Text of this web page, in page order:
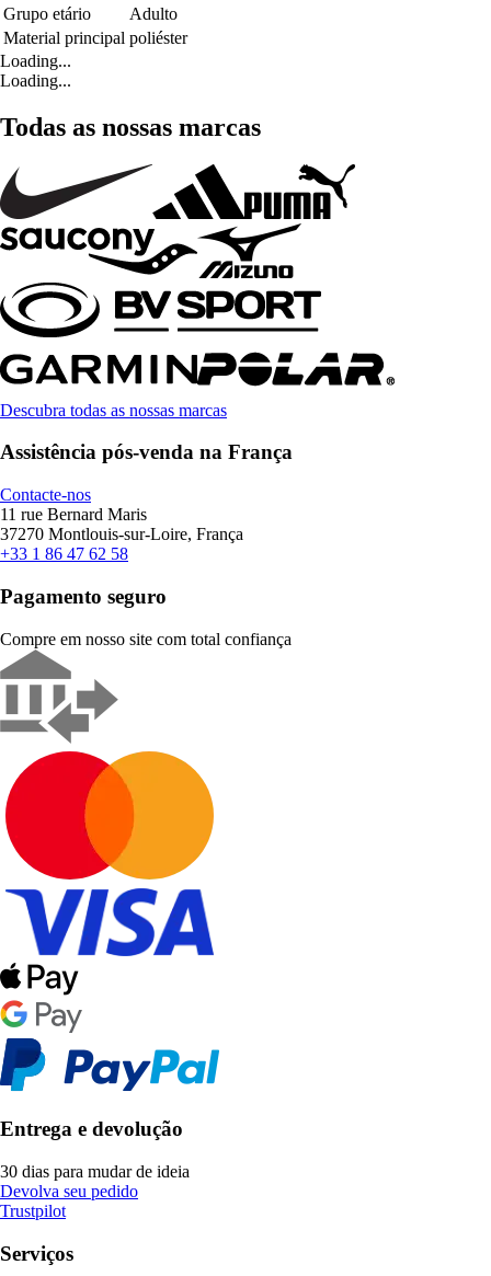
Grupo etário
Adulto
Material principal poliéster
Loading...
Loading...
Todas as nossas marcas
Descubra todas as nossas marcas
Assistência pós-venda na França
Contacte-nos
11 rue Bernard Maris
37270 Montlouis-sur-Loire, França
+33 1 86 47 62 58
Pagamento seguro
Compre em nosso site com total confiança
Entrega e devolução
30 dias para mudar de ideia
Devolva seu pedido
Trustpilot
Serviços